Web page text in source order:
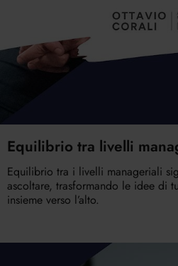
Equilibrio tra livelli
Equilibrio tra i livelli manageriali
ascoltare, trasformando le idee di
insieme verso l’alto.